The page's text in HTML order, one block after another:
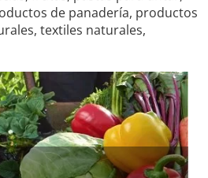
de panadería, productos
textiles naturales,